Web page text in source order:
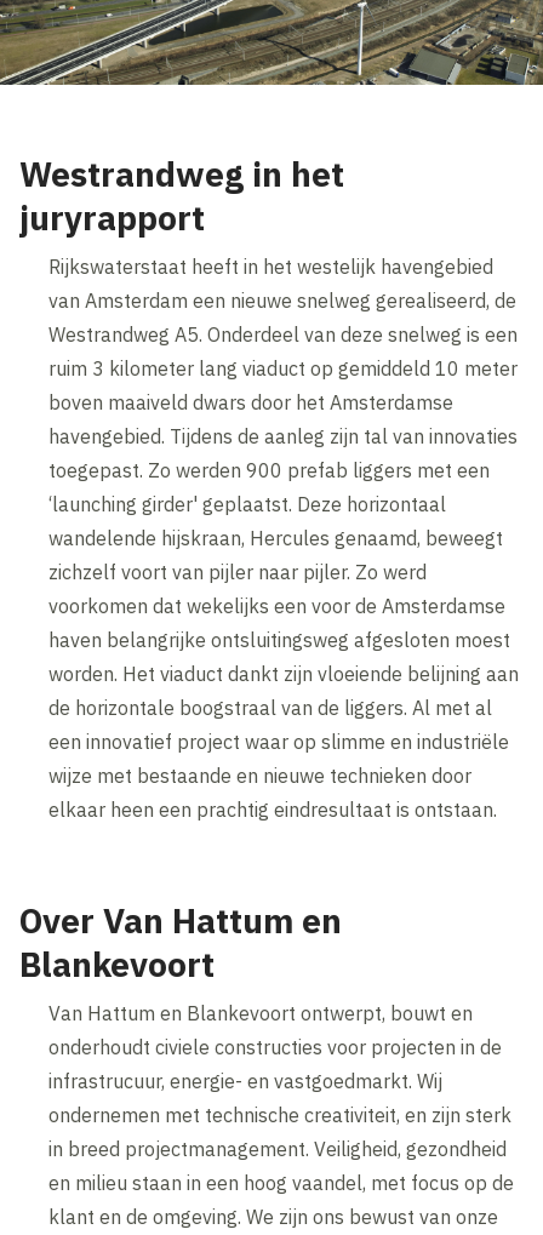
Westrandweg in het
juryrapport
Rijkswaterstaat heeft in het westelijk havengebied
van Amsterdam een nieuwe snelweg gerealiseerd, de
Westrandweg A5. Onderdeel van deze snelweg is een
ruim 3 kilometer lang viaduct op gemiddeld 10 meter
boven maaiveld dwars door het Amsterdamse
havengebied. Tijdens de aanleg zijn tal van innovaties
toegepast. Zo werden 900 prefab liggers met een
‘launching girder' geplaatst. Deze horizontaal
wandelende hijskraan, Hercules genaamd, beweegt
zichzelf voort van pijler naar pijler. Zo werd
voorkomen dat wekelijks een voor de Amsterdamse
haven belangrijke ontsluitingsweg afgesloten moest
worden. Het viaduct dankt zijn vloeiende belijning aan
de horizontale boogstraal van de liggers. Al met al
een innovatief project waar op slimme en industriële
wijze met bestaande en nieuwe technieken door
elkaar heen een prachtig eindresultaat is ontstaan.
Over Van Hattum en
Blankevoort
Van Hattum en Blankevoort ontwerpt, bouwt en
onderhoudt civiele constructies voor projecten in de
infrastrucuur, energie- en vastgoedmarkt. Wij
ondernemen met technische creativiteit, en zijn sterk
in breed projectmanagement. Veiligheid, gezondheid
en milieu staan in een hoog vaandel, met focus op de
klant en de omgeving. We zijn ons bewust van onze